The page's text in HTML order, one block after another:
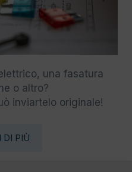
una fasatura
o altro?
inviartelo originale!
DI PIÙ